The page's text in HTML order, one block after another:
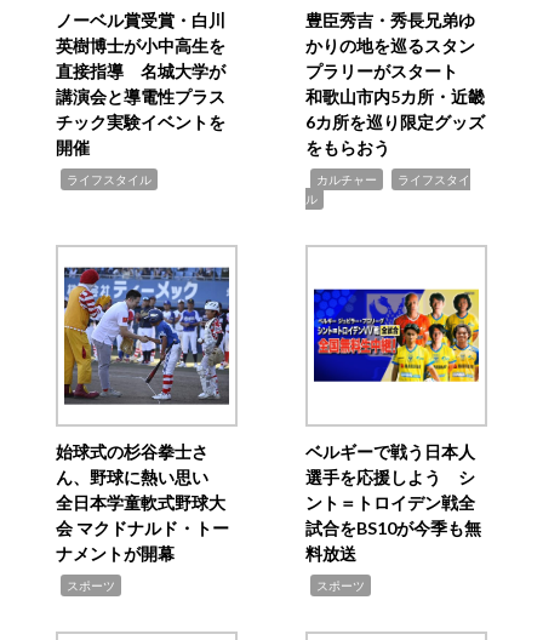
ノーベル賞受賞・白川
英樹博士が小中高生を
直接指導 名城大学が
講演会と導電性プラス
チック実験イベントを
開催
ライフスタイル
豊臣秀吉・秀長兄弟ゆ
かりの地を巡るスタン
プラリーがスタート
和歌山市内5カ所・近畿
6カ所を巡り限定グッズ
をもらおう
カルチャー
ライフスタイ
ル
始球式の杉谷拳士さ
ん、野球に熱い思い
全日本学童軟式野球大
会 マクドナルド・トー
ナメントが開幕
スポーツ
ベルギーで戦う日本人
選手を応援しよう シ
ント＝トロイデン戦全
試合をBS10が今季も無
料放送
スポーツ